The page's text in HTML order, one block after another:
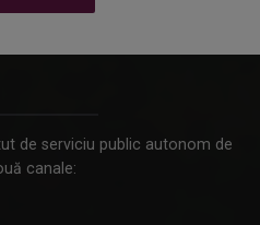
de serviciu public autonom de
canale: